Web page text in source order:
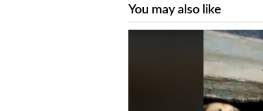
You may also like